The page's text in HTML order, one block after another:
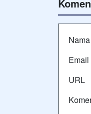
Email
URL